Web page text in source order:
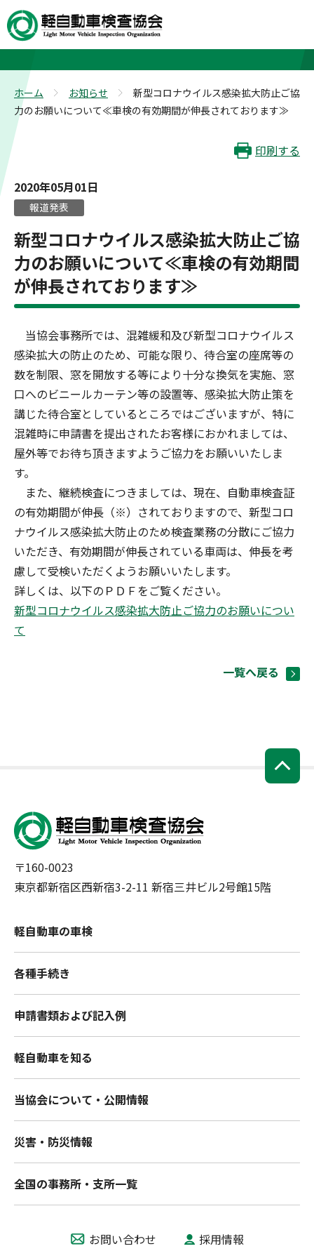
お知らせ
ホーム お知らせ
新型コロナウイルス感染拡大防止ご協
力のお願いについて≪車検の有効期間が伸長されております≫
印刷する
2020年05月01日
報道発表
新型コロナウイルス感染拡大防止ご協
力のお願いについて≪車検の有効期間
が伸長されております≫
当協会事務所では、混雑緩和及び新型コロナウイルス
感染拡大の防止のため、可能な限り、待合室の座席等の
数を制限、窓を開放する等により十分な換気を実施、窓
口へのビニールカーテン等の設置等、感染拡大防止策を
講じた待合室としているところではございますが、特に
混雑時に申請書を提出されたお客様におかれましては、
屋外等でお待ち頂きますようご協力をお願いいたしま
す。
また、継続検査につきましては、現在、自動車検査証
の有効期間が伸長（※）されておりますので、新型コロ
ナウイルス感染拡大防止のため検査業務の分散にご協力
いただき、有効期間が伸長されている車両は、伸長を考
慮して受検いただくようお願いいたします。
詳しくは、以下のＰＤＦをご覧ください。
新型コロナウイルス感染拡大防止ご協力のお願いについ
て
一覧へ戻る
〒160-0023
東京都新宿区西新宿3-2-11 新宿三井ビル2号館15階
軽自動車の車検
各種手続き
申請書類および記入例
軽自動車を知る
当協会について・公開情報
災害・防災情報
全国の事務所・支所一覧
お問い合わせ 採用情報